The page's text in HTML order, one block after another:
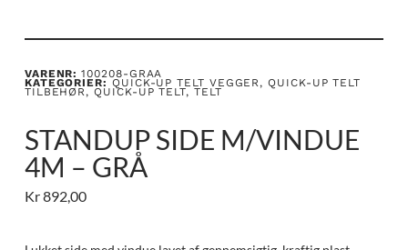
VARENR:100208-GRAA
KATEGORIER: QUICK-UP TELT VEGGER,QUICK-UP TELT
TILBEHØR,QUICK-UP TELT, TELT
STANDUP SIDE M/VINDUE
4M – GRÅ
Kr892,00